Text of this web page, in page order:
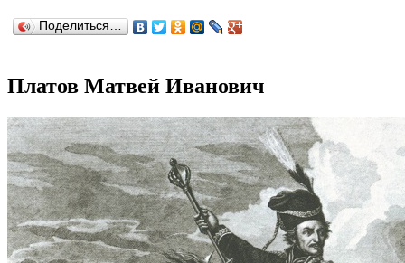
Поделиться…
Платов Матвей Иванович